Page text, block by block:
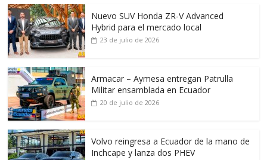
Nuevo SUV Honda ZR-V Advanced
Hybrid para el mercado local
23 de julio de 2026
Armacar – Aymesa entregan Patrulla
Militar ensamblada en Ecuador
20 de julio de 2026
Volvo reingresa a Ecuador de la mano de
Inchcape y lanza dos PHEV